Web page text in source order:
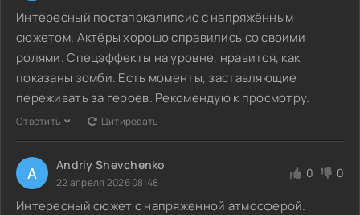
Интересный постапокалипсис с напряжённым
сюжетом. Актёры хорошо справились со своими
ролями. Спецэффекты на уровне, нравится, как
показаны зомби. Есть моменты, заставляющие
переживать за героев. Рекомендую к просмотру.
Ответить Цитировать
A Andriy Shevchenko
22 апреля 2026 08:48
0 0
Интересный сюжет с напряженной атмосферой.